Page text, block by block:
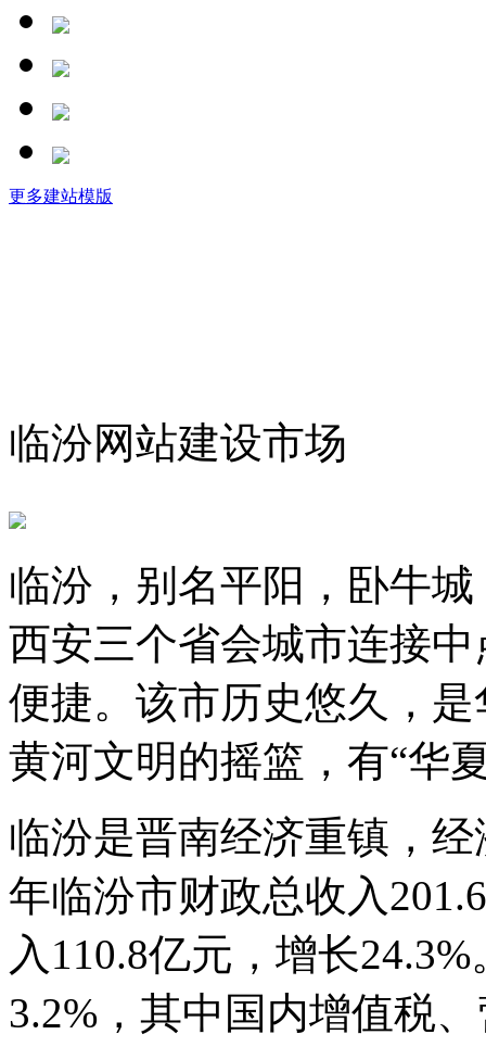
更多建站模版
临汾网站建设市场
临汾，别名平阳，卧牛
西安三个省会城市连接
便捷。该市历史悠久，
黄河文明的摇篮，有“华
临汾是晋南经济重镇，
年临汾市财政总收入
入110.8亿元，增长
3.2%，其中国内增值税